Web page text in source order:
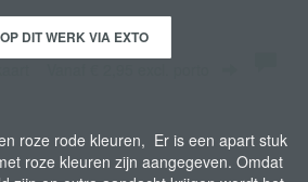
DIT WERK VIA EXTO
roze rode kleuren, Er is een apart stuk
roze kleuren zijn aangegeven. Omdat